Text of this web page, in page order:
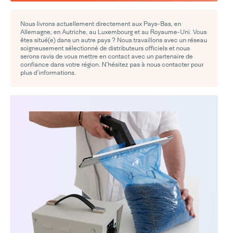
Nous livrons actuellement directement aux Pays-Bas, en
Allemagne, en Autriche, au Luxembourg et au Royaume-Uni. Vous
êtes situé(e) dans un autre pays ? Nous travaillons avec un réseau
soigneusement sélectionné de distributeurs officiels et nous
serons ravis de vous mettre en contact avec un partenaire de
confiance dans votre région. N’hésitez pas à nous contacter pour
plus d’informations.